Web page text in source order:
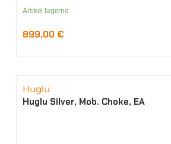
Artikel lagernd
899,00 €
Huglu
Huglu Silver, Mob. Choke, EA